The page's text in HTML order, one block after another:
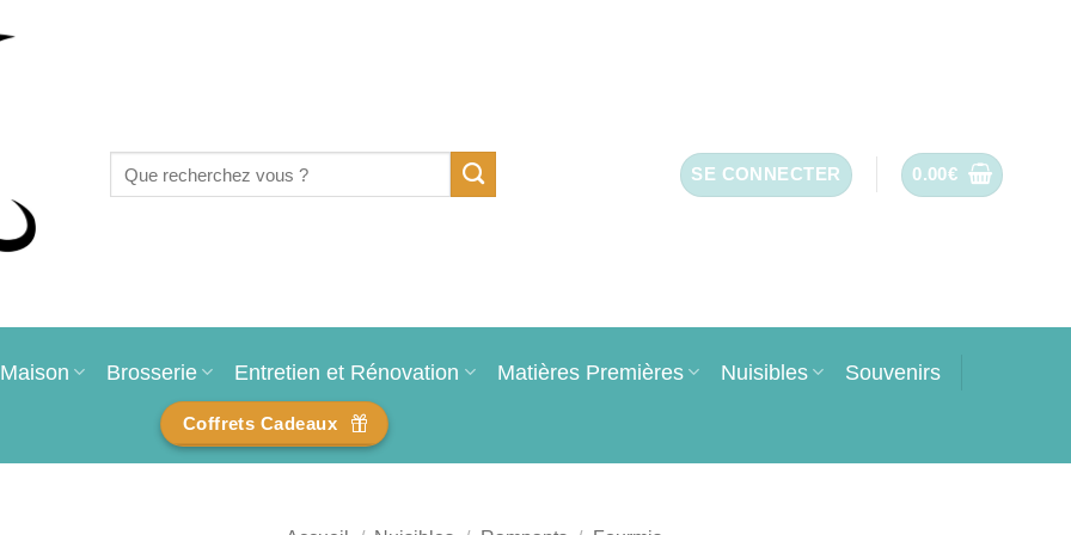
pour :
SE CONNECTER 0.00€
Maison Brosserie Entretien et Rénovation Matières Premières Nuisibles Souvenirs
Coffrets Cadeaux